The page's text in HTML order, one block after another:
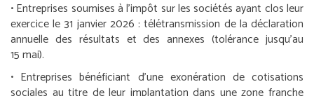
•Entreprises soumises à l’impôt sur les sociétés ayant clos leur
exercice le 31 janvier 2026 : télétransmission de la déclaration
annuelle des résultats et des annexes (tolérance jusqu’au
15 mai).
• Entreprises bénéficiant d’une exonération de cotisations